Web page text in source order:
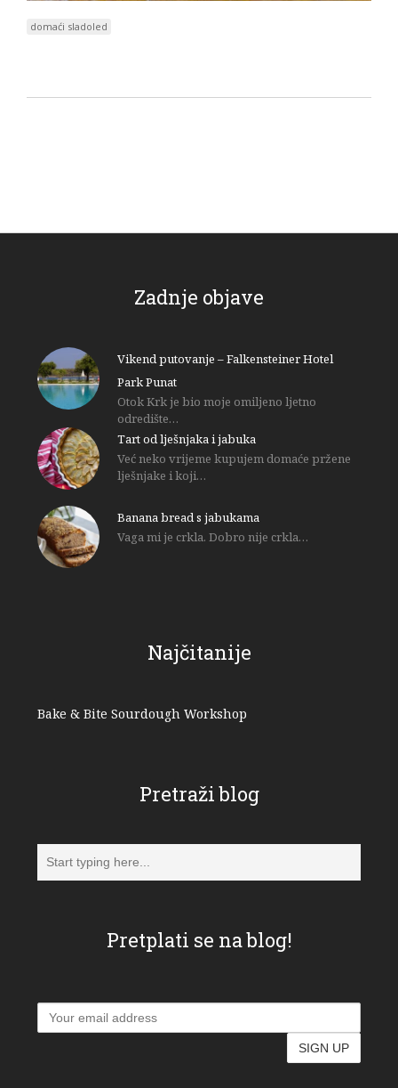
domaći sladoled
Zadnje objave
Vikend putovanje – Falkensteiner Hotel
Park Punat
Otok Krk je bio moje omiljeno ljetno
odredište…
Tart od lješnjaka i jabuka
Već neko vrijeme kupujem domaće pržene
lješnjake i koji…
Banana bread s jabukama
Vaga mi je crkla. Dobro nije crkla…
Najčitanije
Bake & Bite Sourdough Workshop
Pretraži blog
Pretplati se na blog!